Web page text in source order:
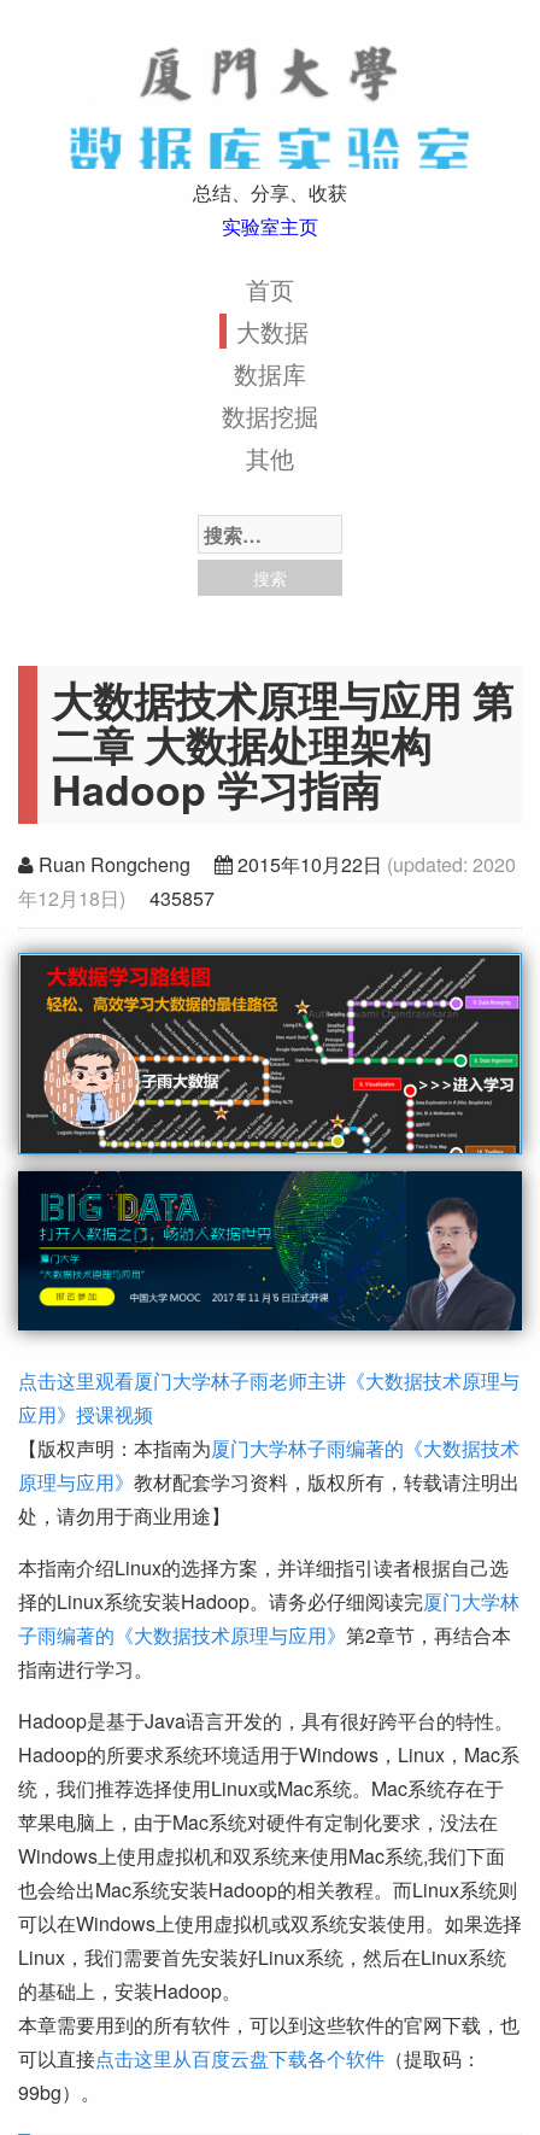
总结、分享、收获
实验室主页
首页
大数据
数据库
数据挖掘
其他
大数据技术原理与应用 第
二章 大数据处理架构
Hadoop 学习指南
Ruan Rongcheng 2015年10月22日 (updated: 2020
年12月18日) 435857
点击这里观看厦门大学林子雨老师主讲《大数据技术原理与
应用》授课视频
【版权声明：本指南为厦门大学林子雨编著的《大数据技术
原理与应用》 教材配套学习资料，版权所有，转载请注明出
处，请勿用于商业用途】
本指南介绍Linux的选择方案，并详细指引读者根据自己选
择的Linux系统安装Hadoop。请务必仔细阅读完厦门大学林
子雨编著的《大数据技术原理与应用》 第2章节，再结合本
指南进行学习。
Hadoop是基于Java语言开发的，具有很好跨平台的特性。
Hadoop的所要求系统环境适用于Windows，Linux，Mac系
统，我们推荐选择使用Linux或Mac系统。Mac系统存在于
苹果电脑上，由于Mac系统对硬件有定制化要求，没法在
Windows上使用虚拟机和双系统来使用Mac系统,我们下面
也会给出Mac系统安装Hadoop的相关教程。而Linux系统则
可以在Windows上使用虚拟机或双系统安装使用。如果选择
Linux，我们需要首先安装好Linux系统，然后在Linux系统
的基础上，安装Hadoop。
本章需要用到的所有软件，可以到这些软件的官网下载，也
可以直接点击这里从百度云盘下载各个软件 （提取码：
99bg）。